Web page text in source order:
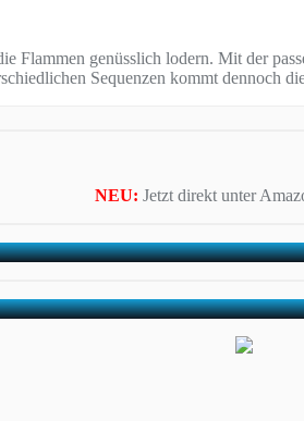
Flammen genüsslich lodern. Mit der
Sequenzen kommt dennoch
NEU: Jetzt direkt unter